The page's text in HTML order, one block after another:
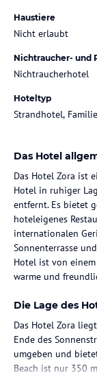
Haustiere
Nicht erlaubt
Nichtraucher- und
Nichtraucherhotel
Hoteltyp
Strandhotel,
Das Hotel
Das Hotel Zora ist
Hotel in ruhiger
entfernt. Es bietet
hoteleigenes
internationalen
Sonnenterrasse
Hotel ist von
warme und
Die Lage des
Das Hotel Zora
Ende des
umgeben und
Beach ist nur 350